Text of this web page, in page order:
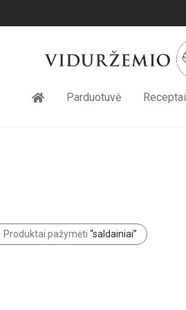
Parduotuvė Receptai
Produktai pažymėti “saldainiai”